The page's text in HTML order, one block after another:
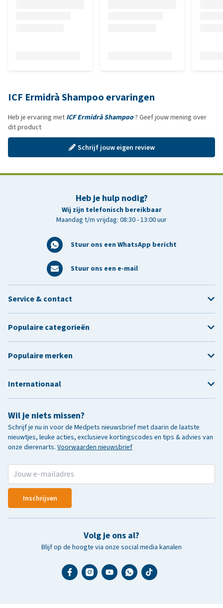
ICF Ermidrà Shampoo ervaringen
Heb je ervaring met ICF Ermidrà Shampoo? Geef jouw mening over
dit product
Schrijf jouw eigen review
Heb je hulp nodig?
Wij zijn telefonisch bereikbaar
Maandag t/m vrijdag: 08:30 - 13:00 uur
Stuur ons een WhatsApp bericht
Stuur ons een e-mail
Wil je niets missen?
Schrijf je nu in voor de Medpets nieuwsbrief met daarin de laatste
nieuwtjes, leuke acties, exclusieve kortingscodes en tips & advies van
onze dierenarts. Voorwaarden nieuwsbrief
Inschrijven
Volg je ons al?
Blijf op de hoogte via onze social media kanalen
Service & contact
Populaire categorieën
Populaire merken
Internationaal